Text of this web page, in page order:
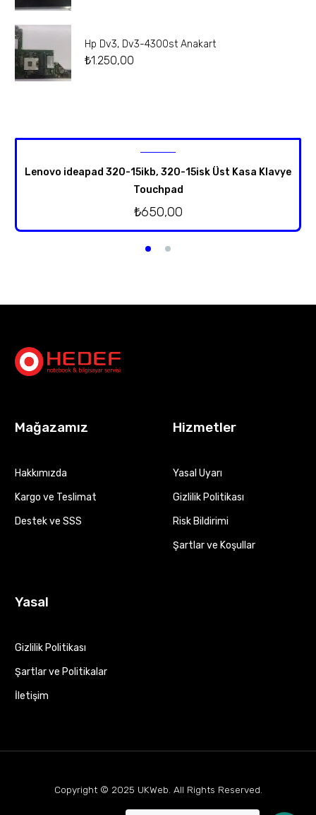
Hp Dv3, Dv3-4300st Anakart
₺1.250,00
Lenovo ideapad 320-15ikb, 320-15isk Üst Kasa Klavye
Touchpad
₺650,00
Mağazamız
Hakkımızda
Kargo ve Teslimat
Destek ve SSS
Hizmetler
Yasal Uyarı
Gizlilik Politikası
Risk Bildirimi
Şartlar ve Koşullar
Yasal
Gizlilik Politikası
Şartlar ve Politikalar
İletişim
Copyright © 2025 UKWeb . All Rights Reserved.